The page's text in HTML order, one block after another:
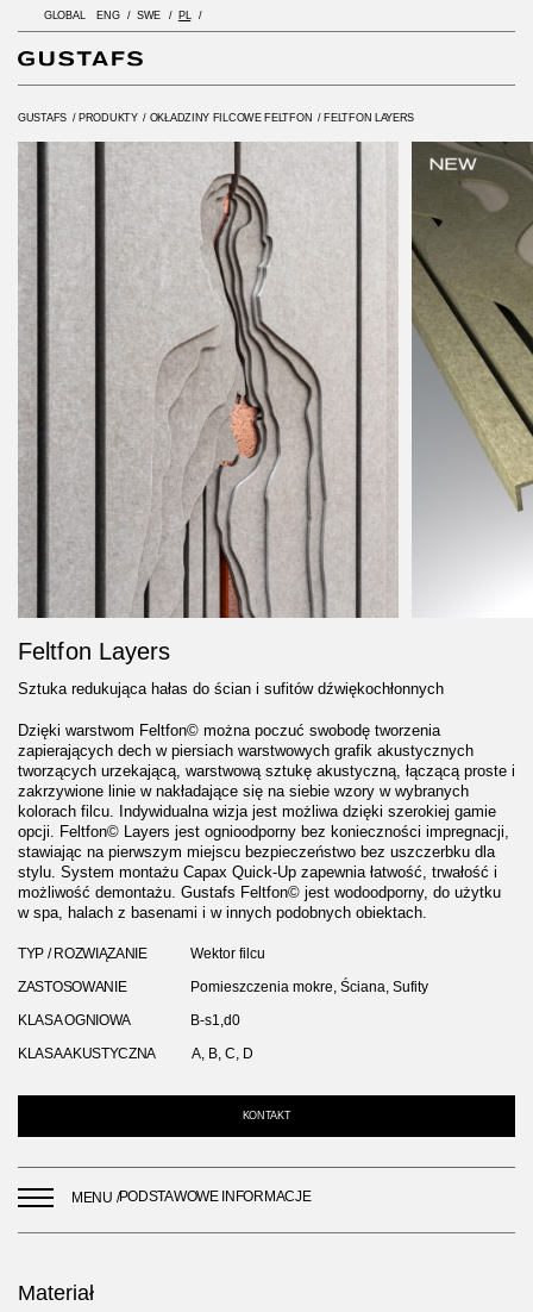
GLOBAL ENG SWE PL
GUSTAFS / PRODUKTY / OKŁADZINY FILCOWE FELTFON / FELTFON LAYERS
Feltfon Layers
Sztuka redukująca hałas do ścian i sufitów dźwiękochłonnych
Dzięki warstwom Feltfon© można poczuć swobodę tworzenia
zapierających dech w piersiach warstwowych grafik akustycznych
tworzących urzekającą, warstwową sztukę akustyczną, łączącą proste i
zakrzywione linie w nakładające się na siebie wzory w wybranych
kolorach filcu. Indywidualna wizja jest możliwa dzięki szerokiej gamie
opcji. Feltfon© Layers jest ognioodporny bez konieczności impregnacji,
stawiając na pierwszym miejscu bezpieczeństwo bez uszczerbku dla
stylu. System montażu Capax Quick-Up zapewnia łatwość, trwałość i
możliwość demontażu. Gustafs Feltfon© jest wodoodporny, do użytku
w spa, halach z basenami i w innych podobnych obiektach.
TYP / ROZWIĄZANIE
Wektor filcu
ZASTOSOWANIE
Pomieszczenia mokre, Ściana, Sufity
KLASA OGNIOWA
B-s1,d0
KLASA AKUSTYCZNA
A, B, C, D
KONTAKT
MENU /PODSTAWOWE INFORMACJE
Materiał